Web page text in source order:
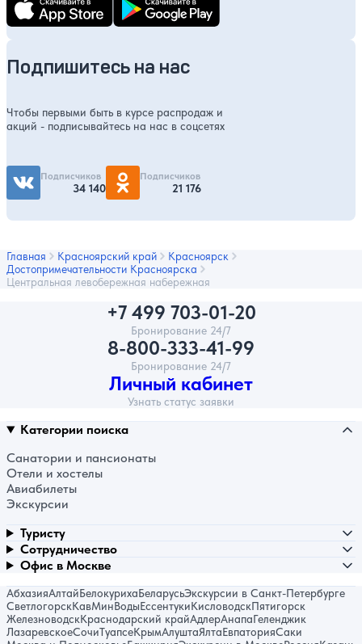
Подпишитесь на нас
Чтобы первыми быть в курсе распродаж и
акций - подписывайтесь на нас в соцсетях
Подписчиков
34 140
Подписчиков
21 176
Главная Красноярский край
Красноярск
Достопримечательности Красноярска
Центральная левобережная набережная
+7 499 703-01-20
Бронирование 24/7
8-800-333-41-99
Бронирование 24/7
Личный кабинет
Узнать статус заявки
Категории поиска
Санатории и пансионаты
Отели и хостелы
Авиабилеты
Экскурсии
Туристу
Сотрудничество
Офис в Москве
АбхазияАлтайБелокурихаБеларусьЭкскурсии в Санкт-Петербурге
СветлогорскКавМинВодыЕссентукиКисловодскПятигорск
ЖелезноводскКраснодарский крайАдлерАнапаГеленджик
ЛазаревскоеСочиТуапсеКрымАлуштаЯлтаЕвпаторияСаки